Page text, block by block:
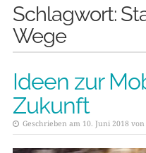
Schlagwort:
Wege
Ideen zur
Zukunft
Geschrieben am 10. Juni 2018 von